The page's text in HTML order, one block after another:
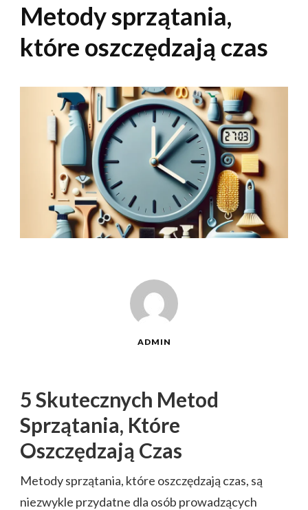
Metody sprzątania,
które oszczędzają czas
ADMIN
5 Skutecznych Metod
Sprzątania, Które
Oszczędzają Czas
Metody sprzątania, które oszczędzają czas, są
niezwykle przydatne dla osób prowadzących